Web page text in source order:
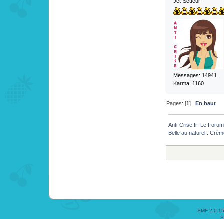
Messages: 14941
Karma: 1160
Pages: [1] En haut
Anti-Crise.fr: Le Forum
Belle au naturel :
SMF 2.0.15